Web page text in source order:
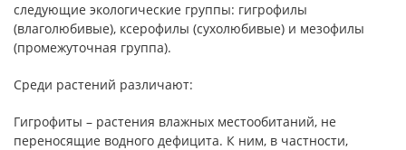
следующие экологические группы: гигрофилы
(влаголюбивые), ксерофилы (сухолюбивые) и мезофилы
(промежуточная группа).
Среди растений различают:
Гигрофиты – растения влажных местообитаний, не
переносящие водного дефицита. К ним, в частности,